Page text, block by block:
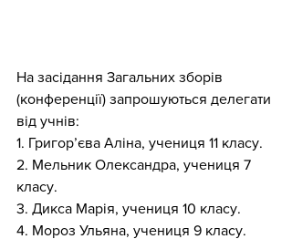
На засідання Загальних зборів
(конференції) запрошуються делегати
від учнів:
1. Григор’єва Аліна, учениця 11 класу.
2. Мельник Олександра, учениця 7
класу.
3. Дикса Марія, учениця 10 класу.
4. Мороз Ульяна, учениця 9 класу.